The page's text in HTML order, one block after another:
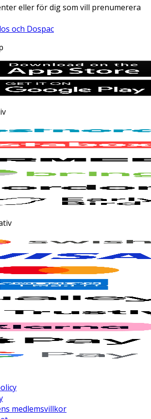
eller för dig som vill prenumerera
och Dospac
medlemsvillkor